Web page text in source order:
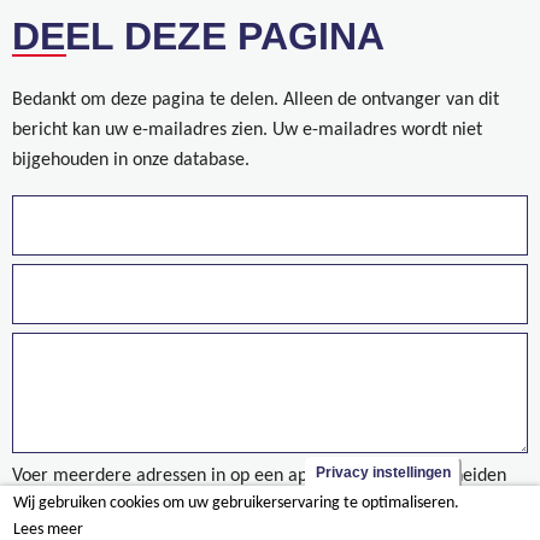
DEEL DEZE PAGINA
Bedankt om deze pagina te delen. Alleen de ontvanger van dit
bericht kan uw e-mailadres zien. Uw e-mailadres wordt niet
bijgehouden in onze database.
Voer meerdere adressen in op een aparte regels of gescheiden
door een komma.
Privacy instellingen
Wij gebruiken cookies om uw gebruikerservaring te optimaliseren.
Lees meer